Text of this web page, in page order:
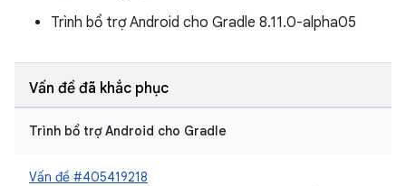
Trình bổ trợ Android cho Gradle 8.11.0-alpha05
Vấn đề đã khắc phục
Trình bổ trợ Android cho Gradle
Vấn đề #405419218